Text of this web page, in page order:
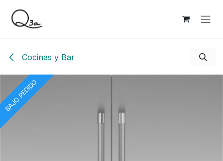
Cocinas y Bar
BAJO PEDIDO